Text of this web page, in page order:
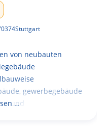
Stuttgart
von neubauten
gewerbegebäude
– und
…